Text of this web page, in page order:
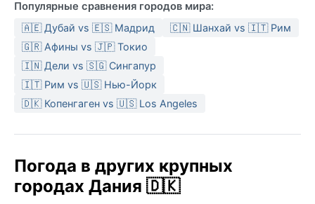
Популярные сравнения городов мира:
🇦🇪 Дубай vs 🇪🇸 Мадрид
🇨🇳 Шанхай vs 🇮🇹 Рим
🇬🇷 Афины vs 🇯🇵 Токио
🇮🇳 Дели vs 🇸🇬 Сингапур
🇮🇹 Рим vs 🇺🇸 Нью-Йорк
🇩🇰 Копенгаген vs 🇺🇸 Los Angeles
Погода в других крупных
городах Дания 🇩🇰